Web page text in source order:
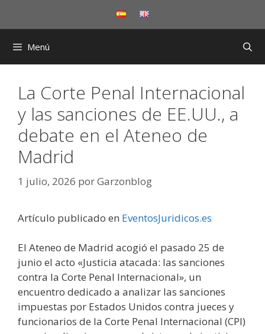
Menú
La Corte Penal Internacional
y las sanciones de EE.UU., a
debate en el Ateneo de
Madrid
1 julio, 2026 porGarzonblog
Artículo publicado en EventosJuridicos.es
El Ateneo de Madrid acogió el pasado 25 de
junio el acto «Justicia atacada: las sanciones
contra la Corte Penal Internacional», un
encuentro dedicado a analizar las sanciones
impuestas por Estados Unidos contra jueces y
funcionarios de la Corte Penal Internacional (CPI)